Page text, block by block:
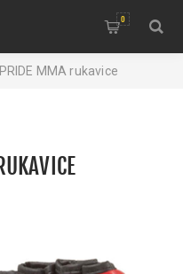
0
PRIDE MMA rukavice